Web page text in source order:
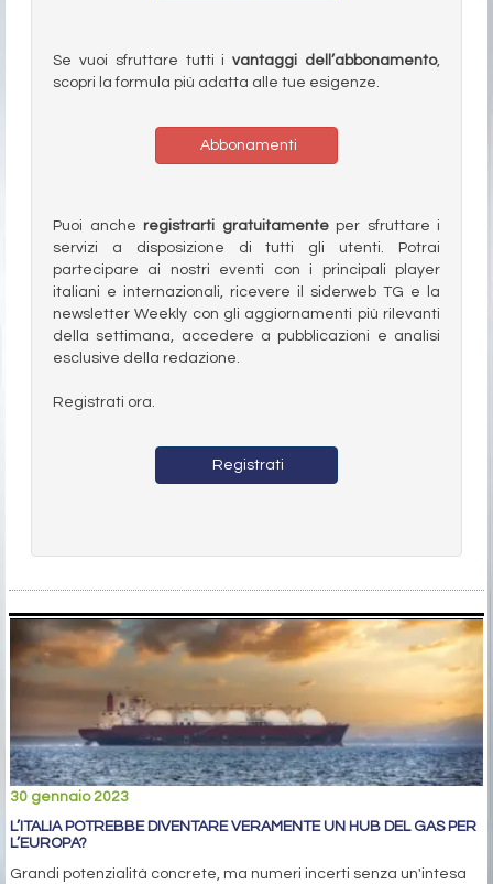
Se vuoi sfruttare tutti ivantaggi dell’abbonamento,
scopri la formula più adatta alle tue esigenze.
Abbonamenti
Puoi anche registrarti gratuitamenteper sfruttare i
servizi a disposizione di tutti gli utenti. Potrai
partecipare ai nostri eventi con i principali player
italiani e internazionali, ricevere il siderweb TG e la
newsletter Weekly con gli aggiornamenti più rilevanti
della settimana, accedere a pubblicazioni e analisi
esclusive della redazione.
Registrati ora.
Registrati
30 gennaio 2023
L’ITALIA POTREBBE DIVENTARE VERAMENTE UN HUB DEL GAS PER
L’EUROPA?
Grandi potenzialità concrete, ma numeri incerti senza un'intesa